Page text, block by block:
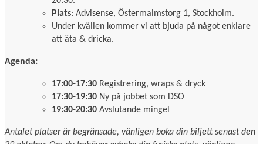
Plats: Advisense, Östermalmstorg 1, Stockholm.
Under kvällen kommer vi att bjuda på något enklare
att äta & dricka.
Agenda:
17:00-17:30 Registrering, wraps & dryck
17:30-19:30 Ny på jobbet som DSO
19:30-20:30 Avslutande mingel
Antalet platser är begränsade, vänligen boka din biljett senast den